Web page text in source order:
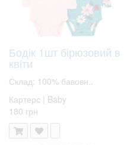
Бодік 1шт бірюзовий в
квіти
Склад: 100% бавовн..
Картерс | Baby
180 грн